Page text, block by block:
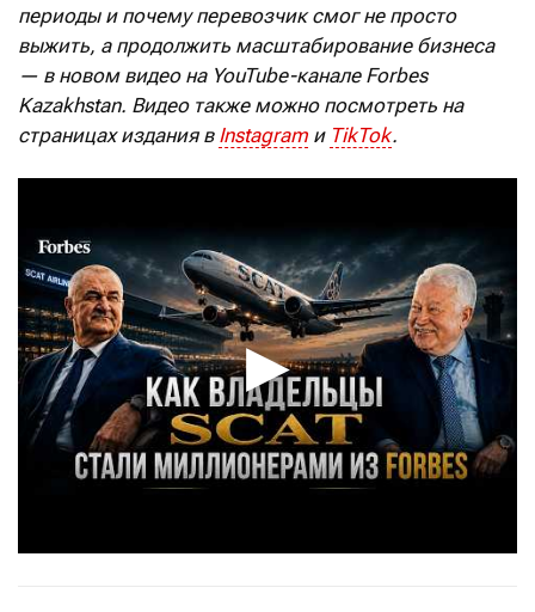
периоды и почему перевозчик смог не просто
выжить, а продолжить масштабирование бизнеса
— в новом видео на YouTube-канале Forbes
Kazakhstan. Видео также можно посмотреть на
страницах издания в Instagram и TikTok.